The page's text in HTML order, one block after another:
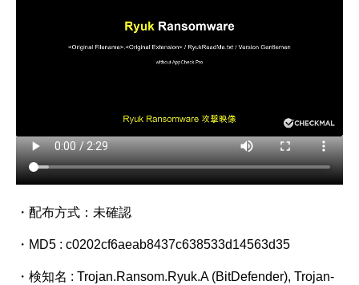
・配布方式：未確認
・MD5 : c0202cf6aeab8437c638533d14563d35
・検知名 : Trojan.Ransom.Ryuk.A (BitDefender), Trojan-